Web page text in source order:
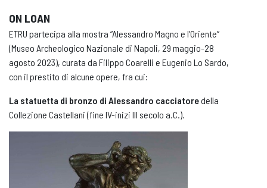
ON LOAN
ETRU partecipa alla mostra “Alessandro Magno e l’Oriente”
(Museo Archeologico Nazionale di Napoli, 29 maggio-28
agosto 2023), curata da Filippo Coarelli e Eugenio Lo Sardo,
con il prestito di alcune opere, fra cui:
La statuetta di bronzo di Alessandro cacciatoredella
Collezione Castellani (fine IV-inizi III secolo a.C.).